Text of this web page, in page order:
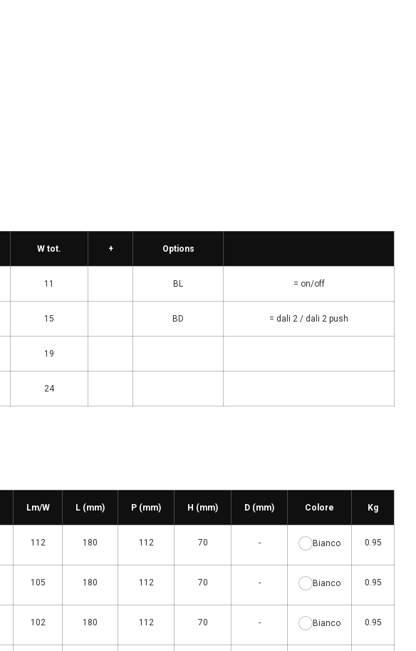
W tot. + Options
11 BL = on/off
15 BD = dali 2 / dali 2 push
19
24
Lm/W L (mm) P (mm) H (mm) D (mm) Colore Kg
112 180 112 70 - Bianco 0.95
105 180 112 70 - Bianco 0.95
102 180 112 70 - Bianco 0.95